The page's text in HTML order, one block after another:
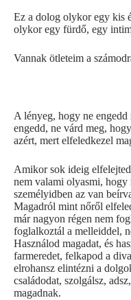
Ez a dolog olykor egy kis
olykor egy fürdő, egy
Vannak ötleteim a
A lényeg, hogy ne
engedd, ne várd meg,
azért, mert elfeledkezel
Amikor sok ideig
nem valami olyasmi, hogy
személyidben az van
Magadról mint nőről
már nagyon régen nem
foglalkoztál a melleiddel,
Használod magadat, és
farmeredet, felkapod a
elrohansz elintézni a
családodat, szolgálsz,
magadnak.